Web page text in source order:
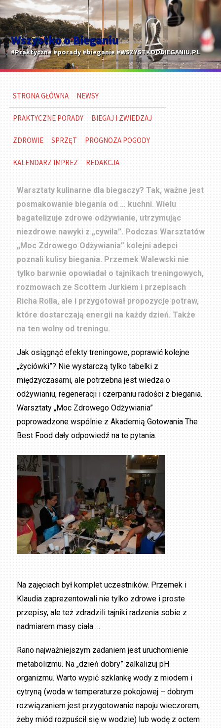
Wszystko o Bieganiu
#Praktyczne #porady #bieganie #WSZYSTKOOBIEGANIU.PL
STRONA GŁÓWNA NEWSY
PRAKTYCZNE PORADY BIEGAJ I ZWIEDZAJ
ZDROWIE SPRZĘT PROGNOZA POGODY
KALENDARZ IMPREZ REDAKCJA
Warsztaty kulinarne dla biegaczy? Tak, ważne jest
posmakowanie biegania od … kuchni. Wielu
bagatelizuje zdrowe odżywianie, utrzymując
niezdrowe nawyki z „cywila”. Podczas Warsztatów
„Moc Zdrowego Odżywiania” kolejni adepci
poznali kulisy biegania. Przemek Walewski nie
tylko barwnie opowiadał o tajnikach treningowych,
rozmowach ze Scottem Jurkiem i przepisach
Richa Rolla, ale i przygotował propozycje potraw,
które dostarczają energii na każdy dzień. Także
na ten wolny od treningu.
Jak osiągnąć efekty treningowe, poprawić kolejne
„życiówki”? Nie wystarczą tylko tabelki z
międzyczasami, ale potrzebna jest wiedza o
odżywianiu, regeneracji i czerpaniu radości z biegania.
Warsztaty „Moc Zdrowego Odżywiania”
poprowadzone wspólnie z Akademią Gotowania The
Best Food dały odpowiedź na te pytania.
Na zajęciach był komplet uczestników. Przemek i
Klaudia zaprezentowali nie tylko zdrowe i proste
przepisy, ale też zdradzili tajniki radzenia sobie z
nadmiarem masy ciała …
Rano najważniejszym zadaniem jest uruchomienie
metabolizmu. Na „dzień dobry” zalkalizuj pH
organizmu. Warto wypić szklankę wody z miodem i
cytryną (woda w temperaturze pokojowej – dobrym
rozwiązaniem jest przygotowanie napoju wieczorem,
żeby miód rozpuścił się w wodzie) lub wodę z octem